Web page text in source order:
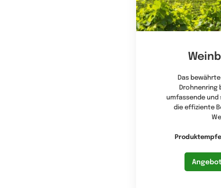
Das
Drohnenring
umfassende
die effiziente